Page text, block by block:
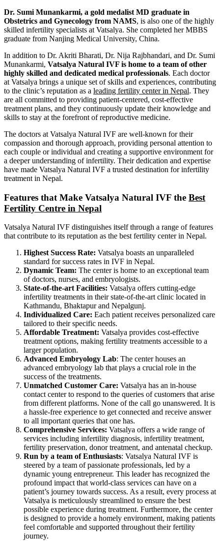
Dr. Sumi Munankarmi, a gold medalist MD graduate in
Obstetrics and Gynecology from NAMS, is also one of the highly
skilled infertility specialists at Vatsalya. She completed her MBBS
graduate from Nanjing Medical University, China.
In addition to Dr. Akriti Bharati, Dr. Nija Rajbhandari, and Dr. Sumi
Munankarmi, Vatsalya Natural IVF is home to a team of other
highly skilled and dedicated medical professionals. Each doctor
at Vatsalya brings a unique set of skills and experiences, contributing
to the clinic’s reputation as a leading fertility center in Nepal. They
are all committed to providing patient-centered, cost-effective
treatment plans, and they continuously update their knowledge and
skills to stay at the forefront of reproductive medicine.
The doctors at Vatsalya Natural IVF are well-known for their
compassion and thorough approach, providing personal attention to
each couple or individual and creating a supportive environment for
a deeper understanding of infertility. Their dedication and expertise
have made Vatsalya Natural IVF a trusted destination for infertility
treatment in Nepal.
Features that Make Vatsalya Natural IVF the Best
Fertility Centre in Nepal
Vatsalya Natural IVF distinguishes itself through a range of features
that contribute to its reputation as the best fertility center in Nepal.
Highest Success Rate: Vatsalya boasts an unparalleled
standard for success rates in IVF in Nepal.
Dynamic Team: The center is home to an exceptional team
of doctors, nurses, and embryologists.
State-of-the-art Facilities: Vatsalya offers cutting-edge
infertility treatments in their state-of-the-art clinic located in
Kathmandu, Bhaktapur and Nepalgunj.
Individualized Care: Each patient receives personalized care
tailored to their specific needs.
Affordable Treatment: Vatsalya provides cost-effective
treatment options, making fertility treatments accessible to a
larger population.
Advanced Embryology Lab: The center houses an
advanced embryology lab that plays a crucial role in the
success of the treatments.
Unmatched Customer Care: Vatsalya has an in-house
contact center to respond to the queries of customers that arise
from different platforms. None of the call go unanswered. It is
a hassle-free experience to get connected and receive answer
to all important queries that one has.
Comprehensive Services: Vatsalya offers a wide range of
services including infertility diagnosis, infertility treatment,
fertility preservation, donor treatment, and antenatal checkup.
Run by a team of Enthusiasts: Vatsalya Natural IVF is
steered by a team of passionate professionals, led by a
dynamic young entrepreneur. This leader has recognized the
profound impact that world-class services can have on a
patient’s journey towards success. As a result, every process at
Vatsalya is meticulously streamlined to ensure the best
possible experience during treatment. Furthermore, the center
is designed to provide a homely environment, making patients
feel comfortable and supported throughout their fertility
journey.